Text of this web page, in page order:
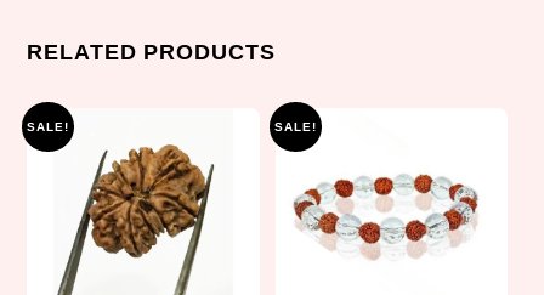
RELATED PRODUCTS
SALE! SALE!